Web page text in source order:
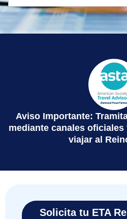
Aviso Importante:
mediante canales
viajar al
Solicita tu ETA